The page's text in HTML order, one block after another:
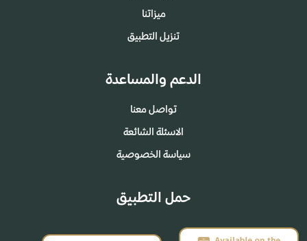
ميزاتنا
تنزيل التطبيق
الدعم والمساعدة
تواصل معنا
الاسئلة الشائعة
سياسة الخصوصية
حمل التطبيق